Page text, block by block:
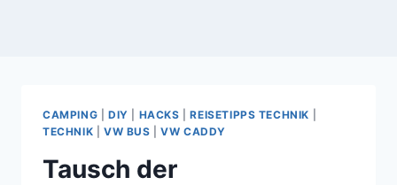
CAMPING DIY HACKS |REISETIPPS TECHNIK
TECHNIK
VW BUS |VW CADDY
Tausch der